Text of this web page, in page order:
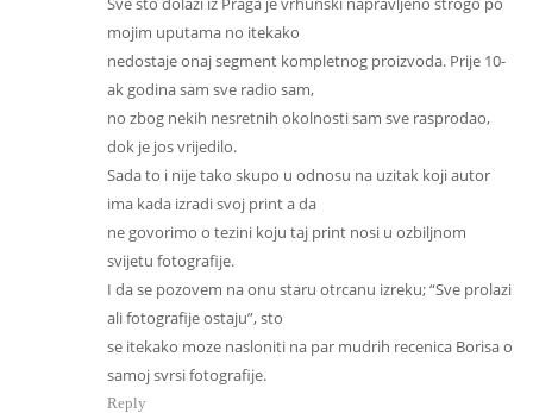
mojim uputama no itekako
nedostaje onaj segment kompletnog proizvoda. Prije 10-
ak godina sam sve radio sam,
no zbog nekih nesretnih okolnosti sam sve rasprodao,
dok je jos vrijedilo.
Sada to i nije tako skupo u odnosu na uzitak koji autor
ima kada izradi svoj print a da
ne govorimo o tezini koju taj print nosi u ozbiljnom
svijetu fotografije.
I da se pozovem na onu staru otrcanu izreku; “Sve prolazi
ali fotografije ostaju”, sto
se itekako moze nasloniti na par mudrih recenica Borisa o
samoj svrsi fotografije.
Reply